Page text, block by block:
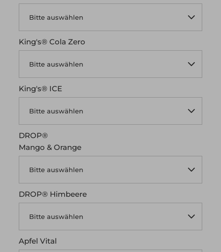
King's® Cola Zero
King's® ICE
DROP®
Mango & Orange
DROP® Himbeere
Apfel Vital